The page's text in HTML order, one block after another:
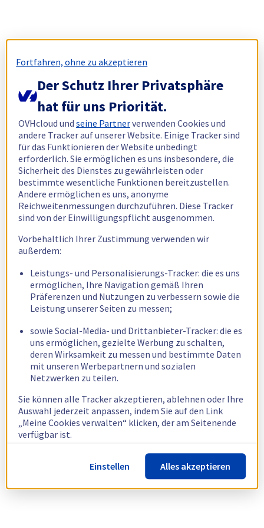
Fortfahren, ohne zu akzeptieren
Der Schutz Ihrer Privatsphäre
hat für uns Priorität.
OVHcloud undseine Partnerverwenden Cookies und
andere Tracker auf unserer Website. Einige Tracker sind
für das Funktionieren der Website unbedingt
erforderlich. Sie ermöglichen es uns insbesondere, die
Sicherheit des Dienstes zu gewährleisten oder
bestimmte wesentliche Funktionen bereitzustellen.
Andere ermöglichen es uns, anonyme
Reichweitenmessungen durchzuführen. Diese Tracker
sind von der Einwilligungspflicht ausgenommen.
Vorbehaltlich Ihrer Zustimmung verwenden wir
außerdem:
Leistungs- und Personalisierungs-Tracker: die es uns
ermöglichen, Ihre Navigation gemäß Ihren
Präferenzen und Nutzungen zu verbessern sowie die
Leistung unserer Seiten zu messen;
sowie Social-Media- und Drittanbieter-Tracker: die es
uns ermöglichen, gezielte Werbung zu schalten,
deren Wirksamkeit zu messen und bestimmte Daten
mit unseren Werbepartnern und sozialen
Netzwerken zu teilen.
Sie können alle Tracker akzeptieren, ablehnen oder Ihre
Auswahl jederzeit anpassen, indem Sie auf den Link
„Meine Cookies verwalten“ klicken, der am Seitenende
verfügbar ist.
Weitere Informationen finden Sie in unsererRichtlinie
zur Verwendung von Cookies.
Einstellen Alles akzeptieren